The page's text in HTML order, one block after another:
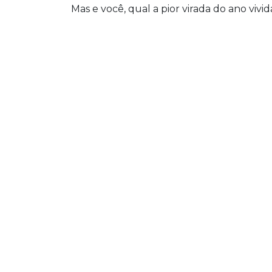
Mas e você, qual a pior virada do ano